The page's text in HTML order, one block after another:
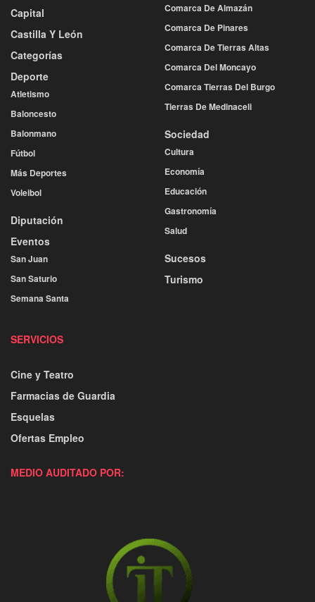
Capital
Castilla Y León
Categorías
Deporte
Atletismo
Baloncesto
Balonmano
Fútbol
Más Deportes
Voleibol
Diputación
Eventos
San Juan
San Saturio
Semana Santa
Comarca De Almazán
Comarca De Pinares
Comarca De Tierras Altas
Comarca Del Moncayo
Comarca Tierras Del Burgo
Tierras De Medinaceli
Sociedad
Cultura
Economía
Educación
Gastronomía
Salud
Sucesos
Turismo
SERVICIOS
Cine y Teatro
Farmacias de Guardia
Esquelas
Ofertas Empleo
MEDIO AUDITADO POR: